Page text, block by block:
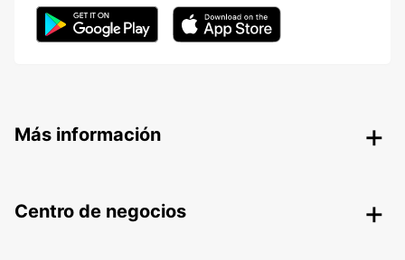
Más información
Centro de negocios